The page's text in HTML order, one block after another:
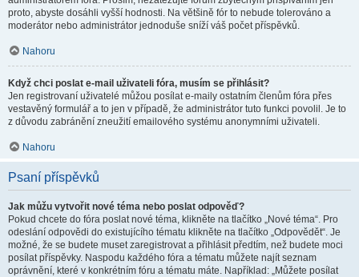
proto, abyste dosáhli vyšší hodnosti. Na většině fór to nebude tolerováno a
moderátor nebo administrátor jednoduše sníží váš počet příspěvků.
Nahoru
Když chci poslat e-mail uživateli fóra, musím se přihlásit?
Jen registrovaní uživatelé můžou posílat e-maily ostatním členům fóra přes
vestavěný formulář a to jen v případě, že administrátor tuto funkci povolil. Je to
z důvodu zabránění zneužití emailového systému anonymními uživateli.
Nahoru
Psaní příspěvků
Jak můžu vytvořit nové téma nebo poslat odpověď?
Pokud chcete do fóra poslat nové téma, klikněte na tlačítko „Nové téma“. Pro
odeslání odpovědi do existujícího tématu klikněte na tlačítko „Odpovědět“. Je
možné, že se budete muset zaregistrovat a přihlásit předtím, než budete moci
posílat příspěvky. Naspodu každého fóra a tématu můžete najít seznam
oprávnění, které v konkrétním fóru a tématu máte. Například: „Můžete posílat